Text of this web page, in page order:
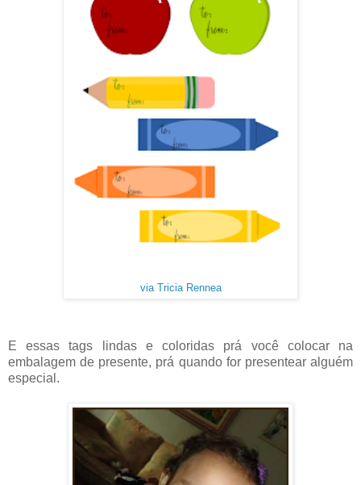
via Tricia Rennea
E essas tags lindas e coloridas prá você colocar na
embalagem de presente, prá quando for presentear alguém
especial.